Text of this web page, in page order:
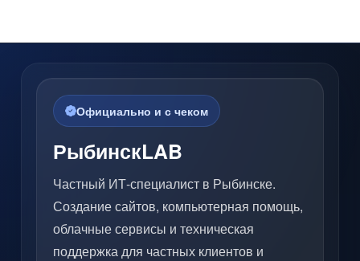
Официально и с чеком
РыбинскLAB
Частный ИТ-специалист в Рыбинске.
Создание сайтов, компьютерная помощь,
облачные сервисы и техническая
поддержка для частных клиентов и